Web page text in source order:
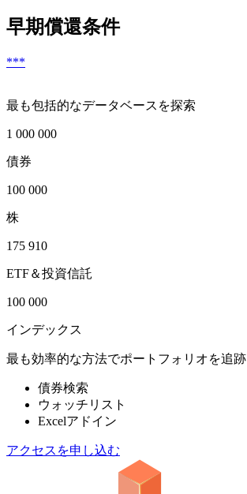
早期償還条件
***
最も包括的なデータベースを探索
1 000 000
債券
100 000
株
175 910
ETF＆投資信託
100 000
インデックス
最も効率的な方法でポートフォリオを追跡
債券検索
ウォッチリスト
Excelアドイン
アクセスを申し込む